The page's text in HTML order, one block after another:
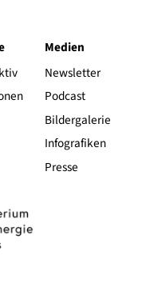
969,00 €
969,00 €
969,00 €
969,00 €